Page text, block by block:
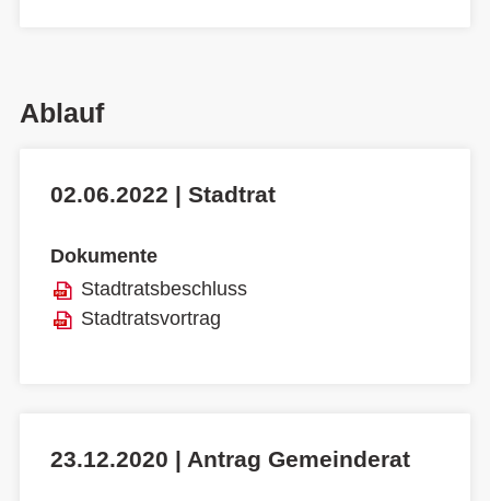
Ablauf
02.06.2022 | Stadtrat
Dokumente
Stadtratsbeschluss
Stadtratsvortrag
23.12.2020 | Antrag Gemeinderat